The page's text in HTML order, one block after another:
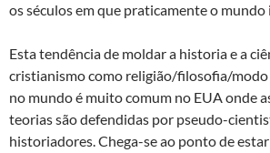
os séculos em que praticamente o
Esta tendência de moldar a historia e a
cristianismo como religião/filosofia/
no mundo é muito comum no EUA onde
teorias são defendidas por pseudo-
historiadores. Chega-se ao ponto de